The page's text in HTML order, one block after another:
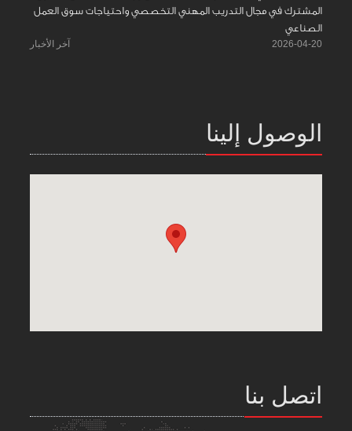
المشترك في مجال التدريب المهني التخصصي واحتياجات سوق العمل
الصناعي
2026-04-20 آخر الأخبار
الوصول إلينا
اتصل بنا